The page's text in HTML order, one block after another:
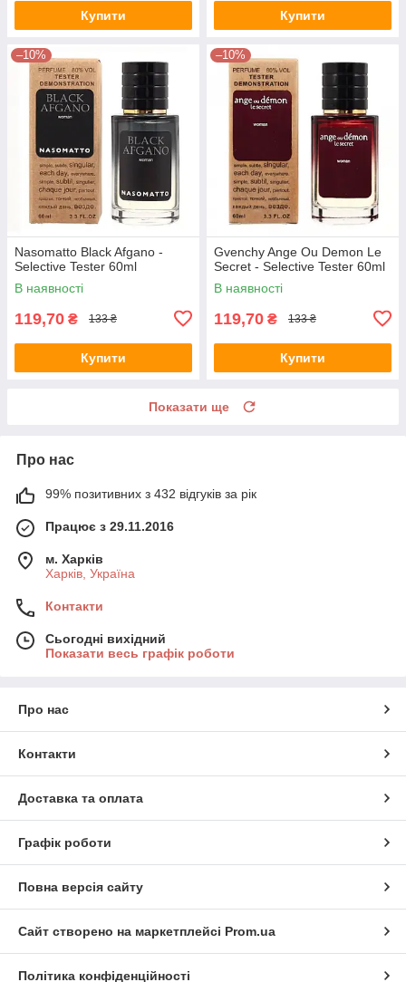
Купити Купити
–10%
Nasomatto Black Afgano -
Selective Tester 60ml
В наявності
119,70 ₴ 133 ₴
Купити
–10%
Gvenchy Ange Ou Demon Le
Secret - Selective Tester 60ml
В наявності
119,70 ₴ 133 ₴
Купити
Показати ще
Про нас
99% позитивних з 432 відгуків за рік
Працює з 29.11.2016
м. Харків
Харків, Україна
Контакти
Сьогодні вихідний
Показати весь графік роботи
Про нас
Контакти
Доставка та оплата
Графік роботи
Повна версія сайту
Сайт створено на маркетплейсі Prom.ua
Політика конфіденційності